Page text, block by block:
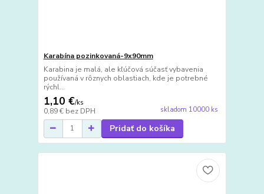
Karabína pozinkovaná-9x90mm
Karabina je malá, ale kľúčová súčasť vybavenia
používaná v rôznych oblastiach, kde je potrebné
rýchl...
1,10 €/ks
0,89 € bez DPH skladom 10000 ks
Pridať do košíka